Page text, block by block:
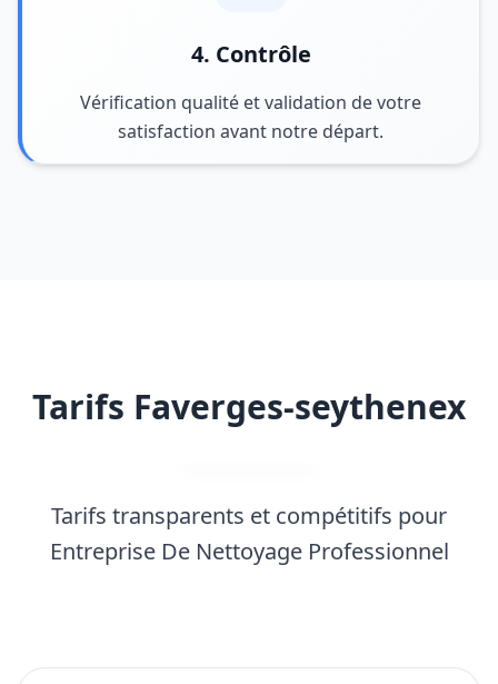
4. Contrôle
Vérification qualité et validation de votre
satisfaction avant notre départ.
Tarifs Faverges-seythenex
Tarifs transparents et compétitifs pour
Entreprise De Nettoyage Professionnel